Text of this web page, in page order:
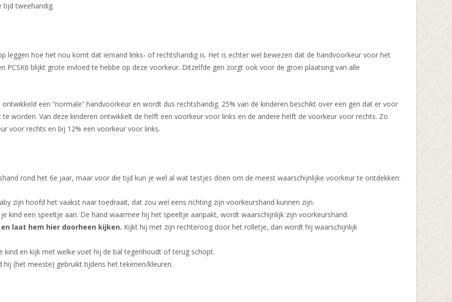
tijd tweehandig.
leggen hoe het nou komt dat iemand links- of rechtshandig is. Het is echter wel bewezen dat de handvoorkeur voor het
PCSK6 blijkt grote invloed te hebbe op deze voorkeur. Ditzelfde gen zorgt ook voor de groei plaatsing van alle
een “normale” handvoorkeur en wordt dus rechtshandig. 25% van de kinderen beschikt over een gen dat er voor
worden. Van deze kinderen ontwikkelt de helft een voorkeur voor links en de andere helft de voorkeur voor rechts. Zo
voor rechts en bij 12% een voorkeur voor links.
rond het 6e jaar, maar voor die tijd kun je wel al wat testjes doen om de meest waarschijnlijke voorkeur te ontdekken:
zijn hoofd het vaakst naar toedraait, dat zou wel eens richting zijn voorkeurshand kunnen zijn.
kind een speeltje aan. De hand waarmee hij het speeltje aanpakt, wordt waarschijnlijk zijn voorkeurshand.
laat hem hier doorheen kijken. Kijkt hij met zijn rechteroog door het rolletje, dan wordt hij waarschijnlijk
kind en kijk met welke voet hij de bal tegenhoudt of terug schopt.
hij (het meeste) gebruikt tijdens het tekenen/kleuren.